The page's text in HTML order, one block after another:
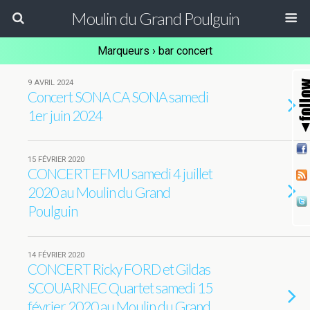
Moulin du Grand Poulguin
Marqueurs › bar concert
9 AVRIL 2024
Concert SONA CA SONA samedi
1er juin 2024
15 FÉVRIER 2020
CONCERT EFMU samedi 4 juillet
2020 au Moulin du Grand
Poulguin
14 FÉVRIER 2020
CONCERT Ricky FORD et Gildas
SCOUARNEC Quartet samedi 15
février 2020 au Moulin du Grand